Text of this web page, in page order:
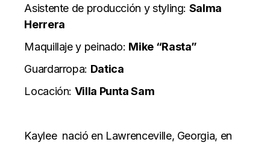
Asistente de producción y styling: Salma
Herrera
Maquillaje y peinado: Mike “Rasta”
Guardarropa: Datica
Locación: Villa Punta Sam
Kaylee nació en Lawrenceville, Georgia, en